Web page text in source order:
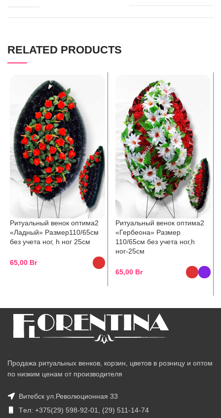
RELATED PRODUCTS
Ритуальный венок оптима2
«Ладный» Размер110/65см
без учета ног, h ног 25см
65,00 Br
Ритуальный венок оптима2
«Гербеона» Размер
110/65см без учета ног,h
ног-25см
65,00 Br
Продажа ритуальных венков, корзин, цветов в розницу и оптом
по низким ценам от производителя
Витебск ул.Революционная 33
Tел: +375(29) 598-92-01, (29) 511-14-74